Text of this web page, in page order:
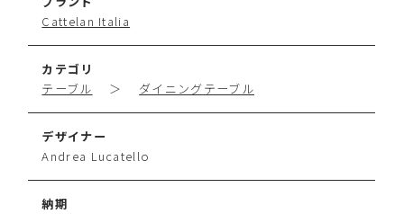
Cattelan Italia
カテゴリ
テーブル
＞ ダイニングテーブル
デザイナー
Andrea Lucatello
納期